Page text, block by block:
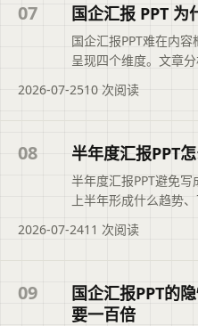
文。
07 国企汇报 PPT 为
国企汇报PPT难在内
呈现四个维度。文章
通过预设国企场景框
助生成，同时说明AI能
完整信息。
2026-07-2510 次阅读
08 半年度汇报PPT
半年度汇报PPT避免写
上半年形成什么趋势
做什么。文章介绍如
进行情景推演，并聚
整信息。
2026-07-2411 次阅读
09
国企汇报PPT的
要一百倍